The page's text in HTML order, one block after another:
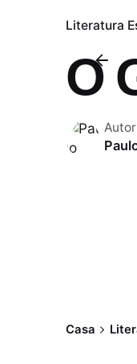
Literatura
O
Autor
Casa